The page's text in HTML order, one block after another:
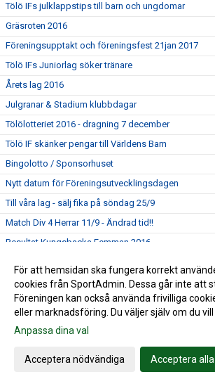
Tölö IFs julklappstips till barn och ungdomar
Gräsroten 2016
Föreningsupptakt och föreningsfest 21jan 2017
Tölö IFs Juniorlag söker tränare
Årets lag 2016
Julgranar & Stadium klubbdagar
Tölölotteriet 2016 - dragning 7 december
Tölö IF skänker pengar till Världens Barn
Bingolotto / Sponsorhuset
Nytt datum för Föreningsutvecklingsdagen
Till våra lag - sälj fika på söndag 25/9
Match Div 4 Herrar 11/9 - Ändrad tid!!
Resultat Kungsbacka Femman 2016
Resultat Kungsbacka Femman 3/9
Slutspel Kungsbacka femman 4/9
Bingolottopremiär 28 augusti!
Fotbollsskolan
För att hemsidan ska fungera korrekt
cookies från SportAdmin. Dessa går inte att
Föreningen kan också använda frivilliga
eller marknadsföring. Du väljer själv om du
Anpassa dina val
Acceptera nödvändiga Acceptera alla